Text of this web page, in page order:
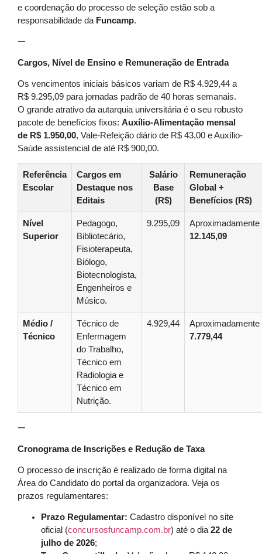
e coordenação do processo de seleção estão sob a
responsabilidade da Funcamp.
—
Cargos, Nível de Ensino e Remuneração de Entrada
Os vencimentos iniciais básicos variam de R$ 4.929,44 a
R$ 9.295,09 para jornadas padrão de 40 horas semanais.
O grande atrativo da autarquia universitária é o seu robusto
pacote de benefícios fixos: Auxílio-Alimentação mensal
de R$ 1.950,00, Vale-Refeição diário de R$ 43,00 e Auxílio-
Saúde assistencial de até R$ 900,00.
Referência
Escolar
Cargos em
Destaque nos
Editais
Salário
Base
(R$)
Remuneração
Global +
Benefícios (R$)
Nível
Superior
Pedagogo,
Bibliotecário,
Fisioterapeuta,
Biólogo,
Biotecnologista,
Engenheiros e
Músico.
9.295,09
Aproximadamente
12.145,09
Médio /
Técnico
Técnico de
Enfermagem
do Trabalho,
Técnico em
Radiologia e
Técnico em
Nutrição.
4.929,44
Aproximadamente
7.779,44
—
Cronograma de Inscrições e Redução de Taxa
O processo de inscrição é realizado de forma digital na
Área do Candidato do portal da organizadora. Veja os
prazos regulamentares:
Prazo Regulamentar: Cadastro disponível no site
oficial (concursosfuncamp.com.br) até o dia 22 de
julho de 2026;